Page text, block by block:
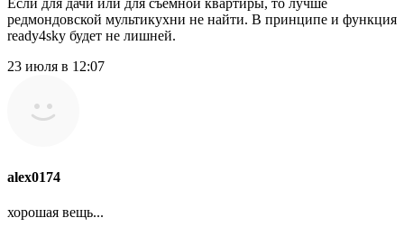
редмондовской мультикухни не найти. В принципе и функция
ready4sky будет не лишней.
23 июля в 12:07
alex0174
хорошая вещь...